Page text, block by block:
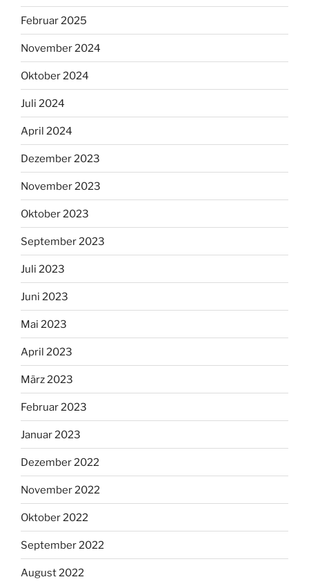
Februar 2025
November 2024
Oktober 2024
Juli 2024
April 2024
Dezember 2023
November 2023
Oktober 2023
September 2023
Juli 2023
Juni 2023
Mai 2023
April 2023
März 2023
Februar 2023
Januar 2023
Dezember 2022
November 2022
Oktober 2022
September 2022
August 2022